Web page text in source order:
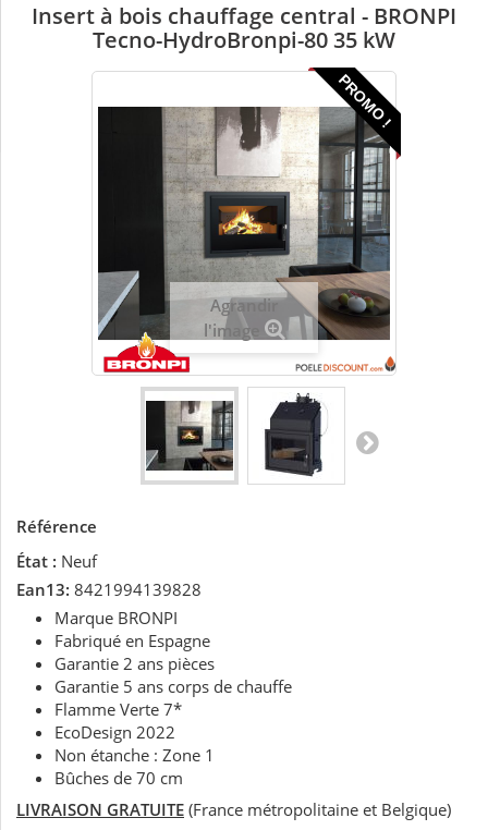
Insert à bois chauffage central - BRONPI
Tecno-HydroBronpi-80 35 kW
PROMO !
Agrandir
l'image
Référence
État : Neuf
Ean13: 8421994139828
Marque BRONPI
Fabriqué en Espagne
Garantie 2 ans pièces
Garantie 5 ans corps de chauffe
Flamme Verte 7*
EcoDesign 2022
Non étanche : Zone 1
Bûches de 70 cm
LIVRAISON GRATUITE (France métropolitaine et Belgique)